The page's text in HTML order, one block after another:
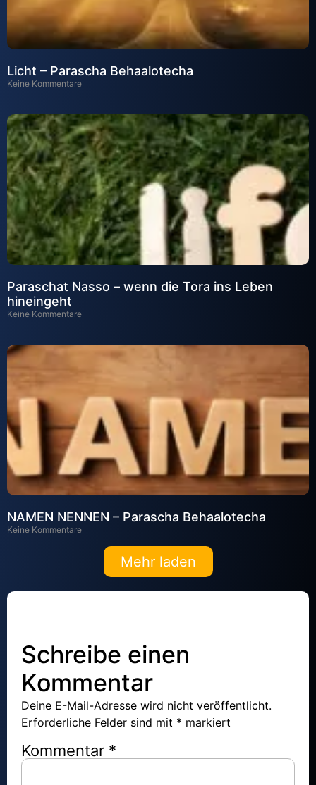
Licht – Parascha Behaalotecha
Keine Kommentare
Paraschat Nasso – wenn die Tora ins Leben
hineingeht
Keine Kommentare
NAMEN NENNEN – Parascha Behaalotecha
Keine Kommentare
Mehr laden
Schreibe einen
Kommentar
Deine E-Mail-Adresse wird nicht veröffentlicht.
Erforderliche Felder sind mit * markiert
Kommentar *